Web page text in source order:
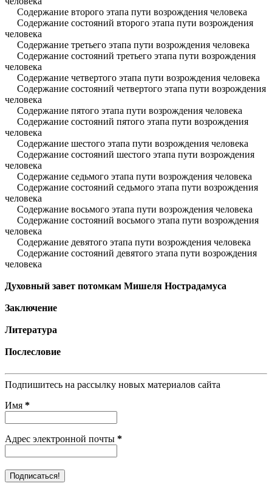
Содержание второго этапа пути возрождения человека
Содержание состояний второго этапа пути возрождения
человека
Содержание третьего этапа пути возрождения человека
Содержание состояний третьего этапа пути возрождения
человека
Содержание четвертого этапа пути возрождения человека
Содержание состояний четвертого этапа пути возрождения
человека
Содержание пятого этапа пути возрождения человека
Содержание состояний пятого этапа пути возрождения
человека
Содержание шестого этапа пути возрождения человека
Содержание состояний шестого этапа пути возрождения
человека
Содержание седьмого этапа пути возрождения человека
Содержание состояний седьмого этапа пути возрождения
человека
Содержание восьмого этапа пути возрождения человека
Содержание состояний восьмого этапа пути возрождения
человека
Содержание девятого этапа пути возрождения человека
Содержание состояний девятого этапа пути возрождения
человека
Духовный завет потомкам Мишеля Нострадамуса
Заключение
Литература
Послесловие
Подпишитесь на рассылку новых материалов сайта
Имя *
Адрес электронной почты *